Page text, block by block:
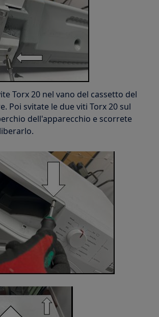
Torx 20 nel vano del cassetto del
Poi svitate le due viti Torx 20 sul
dell'apparecchio e scorrete